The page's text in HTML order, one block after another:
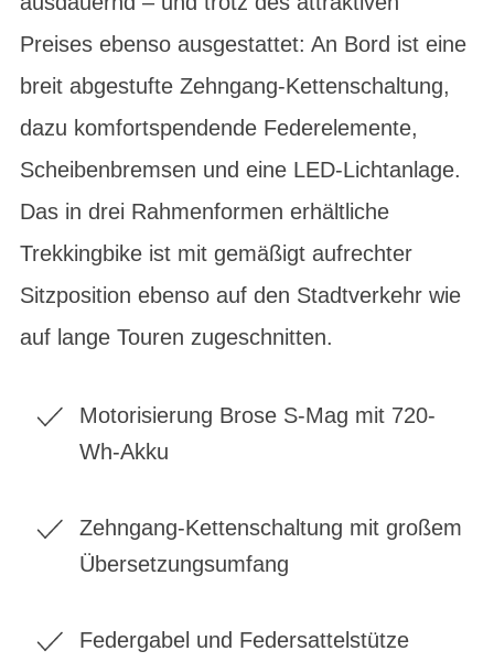
Preises ebenso ausgestattet: An Bord ist eine
breit abgestufte Zehngang-Kettenschaltung,
dazu komfortspendende Federelemente,
Scheibenbremsen und eine LED-Lichtanlage.
Das in drei Rahmenformen erhältliche
Trekkingbike ist mit gemäßigt aufrechter
Sitzposition ebenso auf den Stadtverkehr wie
auf lange Touren zugeschnitten.
Motorisierung Brose S-Mag mit 720-
Wh-Akku
Zehngang-Kettenschaltung mit großem
Übersetzungsumfang
Federgabel und Federsattelstütze